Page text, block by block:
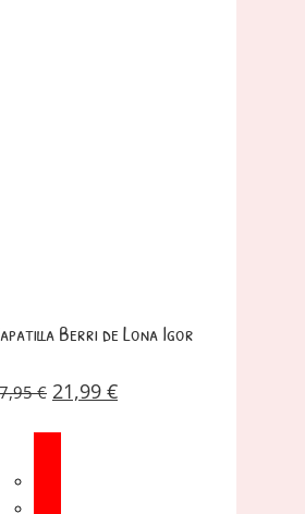
Berri de Lona Igor
€ 21,99 €